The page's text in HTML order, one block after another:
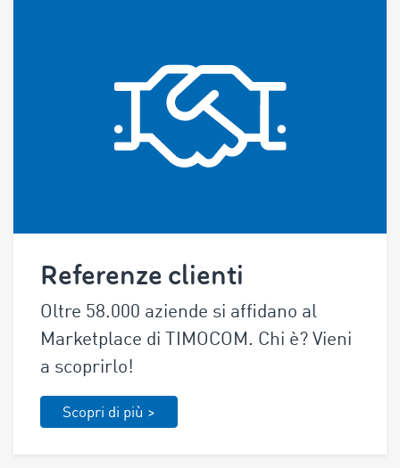
Referenze clienti
Oltre 58.000 aziende si affidano al
Marketplace di TIMOCOM. Chi è? Vieni
a scoprirlo!
Scopri di più >